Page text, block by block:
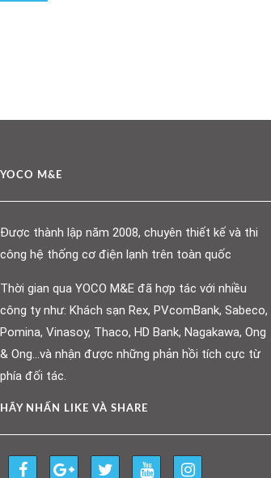
YOCO M&E
Được thành lập năm 2008, chuyên thiết kế và thi
công hệ thống cơ điện lạnh trên toàn quốc
Thời gian qua YOCO M&E đã hợp tác với nhiều
công ty như: Khách sạn Rex, PVcomBank, Sabeco,
Pomina, Vinasoy, Thaco, HD Bank, Nagakawa, Ong
& Ong…và nhận được những phản hồi tích cực từ
phía đối tác.
HÃY NHẤN LIKE VÀ SHARE